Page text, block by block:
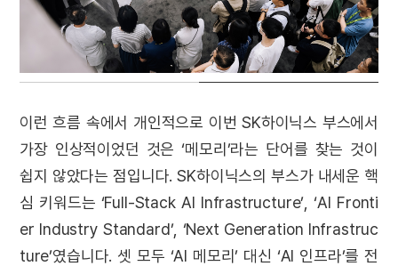
이런 흐름 속에서 개인적으로 이번 SK하이닉스 부스에서
가장 인상적이었던 것은 ‘메모리’라는 단어를 찾는 것이
쉽지 않았다는 점입니다. SK하이닉스의 부스가 내세운 핵
심 키워드는 ‘Full-Stack AI Infrastructure’, ‘AI Fronti
er Industry Standard’, ‘Next Generation Infrastruc
ture’였습니다. 셋 모두 ‘AI 메모리’ 대신 ‘AI 인프라’를 전